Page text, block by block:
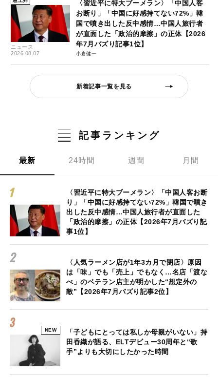
ニュース
2026.08.07
〈習近平に特大ブーメラン〉「中国人客
お断り」「中国に好感持てない72%」韓
国で噴き出した反中感情…中国人旅行者
が直面した「政治的摩擦」の正体【2026
年7月バズり記事1位】
小倉健一
新着記事一覧を見る
記事ランキング
最新 24時間 週間 月間
〈習近平に特大ブーメラン〉「中国人客お断
り」「中国に好感持てない72%」韓国で噴き
出した反中感情…中国人旅行者が直面した
「政治的摩擦」の正体【2026年7月バズり記
事1位】
〈人気ラーメン店が1年3カ月で閉店〉原因
は「味」でも「売上」でもなく…名店「渡な
べ」のベテラン店主が明かした“想定外の
敵”【2026年7月バズり記事2位】
NEW
「子どもにとっては私しか母親がいない」持
田香織が語る、ELTデビュー30周年と“歌
手”よりも大切にしたかった時間